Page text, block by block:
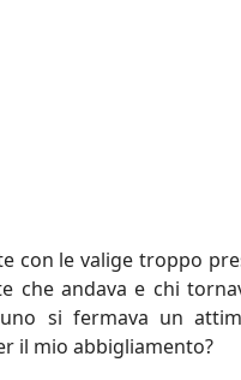
con le valige troppo
che andava e chi
si fermava un
il mio abbigliamento?